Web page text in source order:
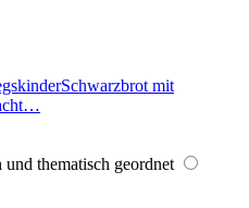
Schwarzbrot mit
thematisch geordnet